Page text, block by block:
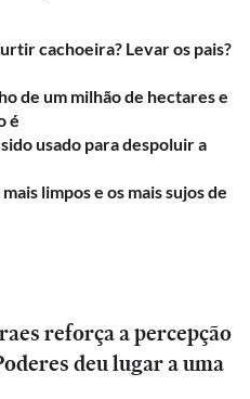
cachoeira? Levar os pais?
de um milhão de hectares e
é
usado para despoluir a
limpos e os mais sujos de
reforça a percepção
deu lugar a uma